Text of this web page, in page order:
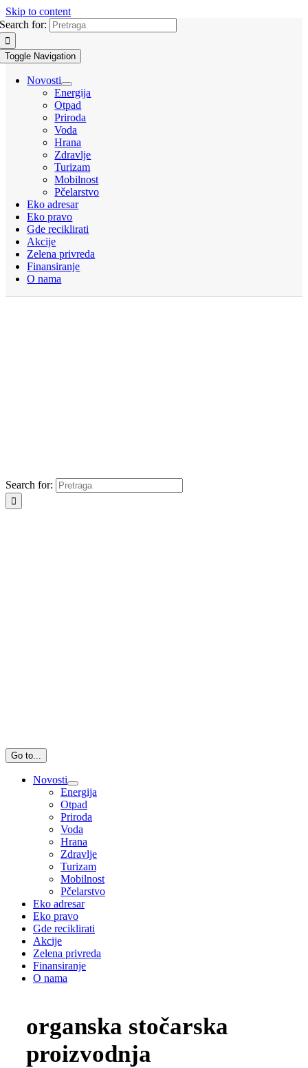
Skip to content
Search for:
Toggle Navigation
Novosti
Energija
Otpad
Priroda
Voda
Hrana
Zdravlje
Turizam
Mobilnost
Pčelarstvo
Eko adresar
Eko pravo
Gde reciklirati
Akcije
Zelena privreda
Finansiranje
O nama
Search for:
Go to...
Novosti
Energija
Otpad
Priroda
Voda
Hrana
Zdravlje
Turizam
Mobilnost
Pčelarstvo
Eko adresar
Eko pravo
Gde reciklirati
Akcije
Zelena privreda
Finansiranje
O nama
organska stočarska
proizvodnja